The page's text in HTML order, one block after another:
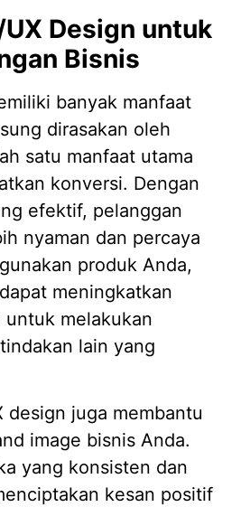
Design untuk
Bisnis
banyak manfaat
dirasakan oleh
satu manfaat utama
konversi. Dengan
efektif, pelanggan
nyaman dan percaya
produk Anda,
meningkatkan
untuk melakukan
lain yang
design juga membantu
image bisnis Anda.
yang konsisten dan
kesan positif